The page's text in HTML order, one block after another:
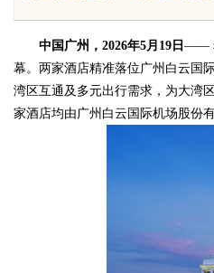
中国广州， 2026年5月 19 日 ——
幕。两家酒店精准落位广州白云国
湾区互通及多元出行需求，为大湾
家酒店均由广州白云国际机场股份